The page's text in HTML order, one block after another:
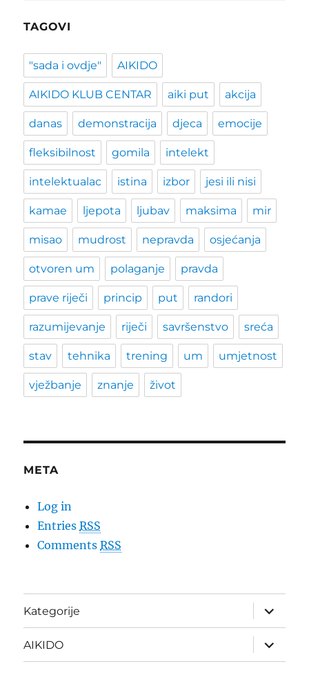
TAGOVI
"sada i ovdje" AIKIDO
AIKIDO KLUB CENTAR aiki put akcija
danas demonstracija djeca emocije
fleksibilnost gomila intelekt
intelektualac istina izbor jesi ili nisi
kamae ljepota ljubav maksima mir
misao mudrost nepravda osjećanja
otvoren um polaganje pravda
prave riječi princip put randori
razumijevanje riječi savršenstvo sreća
stav tehnika trening um umjetnost
vježbanje znanje život
META
Log in
EntriesRSS
CommentsRSS
Kategorije
expand
child
menu
AIKIDO
expand
child
menu